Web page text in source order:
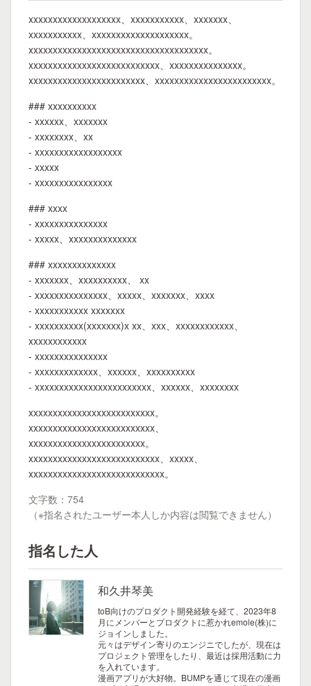
xxxxxxxxxxxxxxxxxxx、xxxxxxxxxxx、xxxxxxx、
xxxxxxxxxxx、xxxxxxxxxxxxxxxxxxxx。
xxxxxxxxxxxxxxxxxxxxxxxxxxxxxxxxxxxxx。
xxxxxxxxxxxxxxxxxxxxxxxxxxx、xxxxxxxxxxxxxxx。
xxxxxxxxxxxxxxxxxxxxxxxx、xxxxxxxxxxxxxxxxxxxxxxxx。
### xxxxxxxxxx
- xxxxxx、xxxxxxx
- xxxxxxxx、xx
- xxxxxxxxxxxxxxxxxx
- xxxxx
- xxxxxxxxxxxxxxxx
### xxxx
- xxxxxxxxxxxxxxx
- xxxxx、xxxxxxxxxxxxxx
### xxxxxxxxxxxxxx
- xxxxxxx、xxxxxxxxxx、 xx
- xxxxxxxxxxxxxxx、xxxxx、xxxxxxx、xxxx
- xxxxxxxxxxx xxxxxxx
- xxxxxxxxxx(xxxxxxx)x xx、xxx、xxxxxxxxxxxx、
xxxxxxxxxxxx
- xxxxxxxxxxxxxxx
- xxxxxxxxxxxxx、xxxxxx、xxxxxxxxxx
- xxxxxxxxxxxxxxxxxxxxxxxx、xxxxxx、xxxxxxxx
xxxxxxxxxxxxxxxxxxxxxxxxxx。
xxxxxxxxxxxxxxxxxxxxxxxxxx、
xxxxxxxxxxxxxxxxxxxxxxxx。
xxxxxxxxxxxxxxxxxxxxxxxxxxx、xxxxx、
xxxxxxxxxxxxxxxxxxxxxxxxxxxx。
文字数：754
（※指名されたユーザー本人しか内容は閲覧できません）
指名した人
和久井琴美
toB向けのプロダクト開発経験を経て、2023年8
月にメンバーとプロダクトに惹かれemole(株)に
ジョインしました。
元々はデザイン寄りのエンジニでしたが、現在は
プロジェクト管理をしたり、最近は採用活動に力
を入れています。
漫画アプリが大好物。BUMPを通じて現在の漫画